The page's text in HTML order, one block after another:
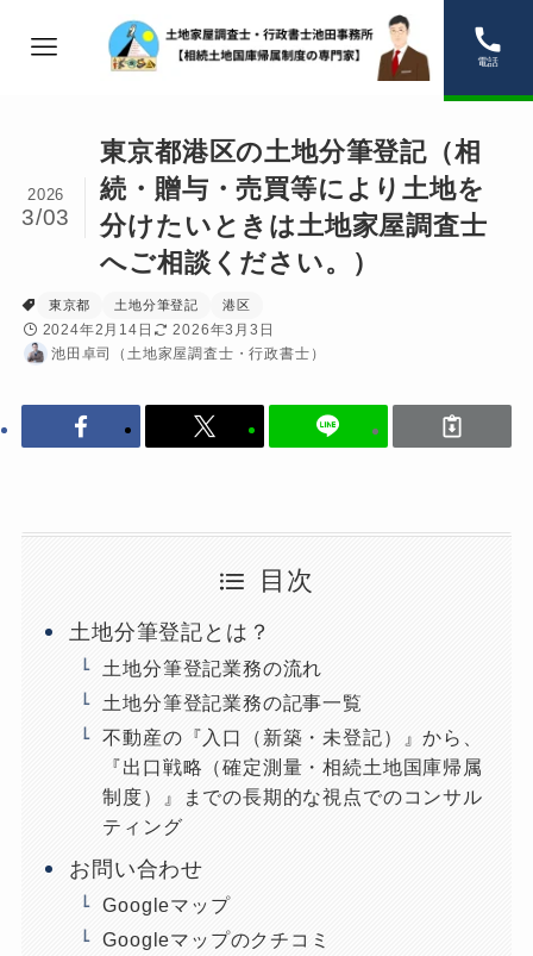
電話
東京都港区の土地分筆登記（相
続・贈与・売買等により土地を
分けたいときは土地家屋調査士
へご相談ください。）
2026
3/03
東京都 土地分筆登記 港区
2024年2月14日
2026年3月3日
池田卓司（土地家屋調査士・行政書士）
目次
土地分筆登記とは？
土地分筆登記業務の流れ
土地分筆登記業務の記事一覧
不動産の『入口（新築・未登記）』から、
『出口戦略（確定測量・相続土地国庫帰属
制度）』までの長期的な視点でのコンサル
ティング
お問い合わせ
Googleマップ
Googleマップのクチコミ